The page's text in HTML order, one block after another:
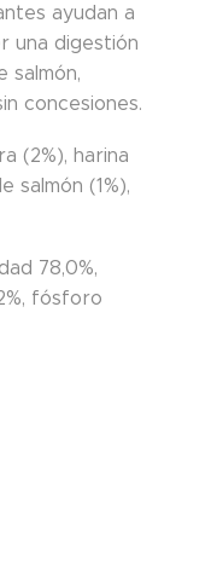
ayudan a
una digestión
salmón,
concesiones.
(2%), harina
salmón (1%),
78,0%,
fósforo